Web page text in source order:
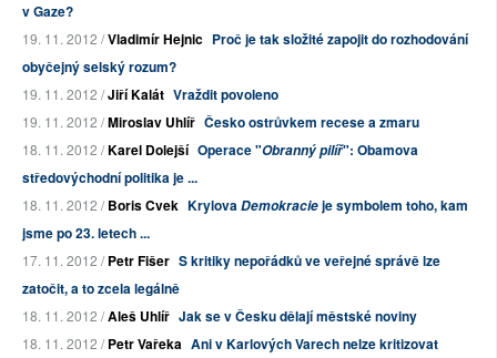
v Gaze?
19. 11. 2012 /Vladimír Hejnic Proč je tak složité zapojit do rozhodování
obyčejný selský rozum?
19. 11. 2012 /Jiří Kalát Vraždit povoleno
19. 11. 2012 /Miroslav Uhlíř Česko ostrůvkem recese a zmaru
18. 11. 2012 /Karel Dolejší Operace "Obranný pilíř": Obamova
středovýchodní politika je ...
18. 11. 2012 /Boris Cvek KrylovaDemokracieje symbolem toho, kam
jsme po 23. letech ...
17. 11. 2012 /Petr Fišer S kritiky nepořádků ve veřejné správě lze
zatočit, a to zcela legálně
18. 11. 2012 /Aleš Uhlíř Jak se v Česku dělají městské noviny
18. 11. 2012 /Petr Vařeka Ani v Karlových Varech nelze kritizovat